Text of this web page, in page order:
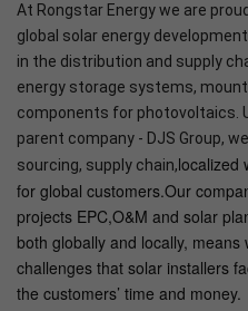
At Rongstar Energy we are
global solar energy
in the distribution and supply
energy storage systems,
components for photovoltaics.
parent company - DJS Group,
sourcing, supply chain,localized
for global customers.Our
projects EPC,O&M and solar
both globally and locally,
challenges that solar installers
the customers’ time and money.